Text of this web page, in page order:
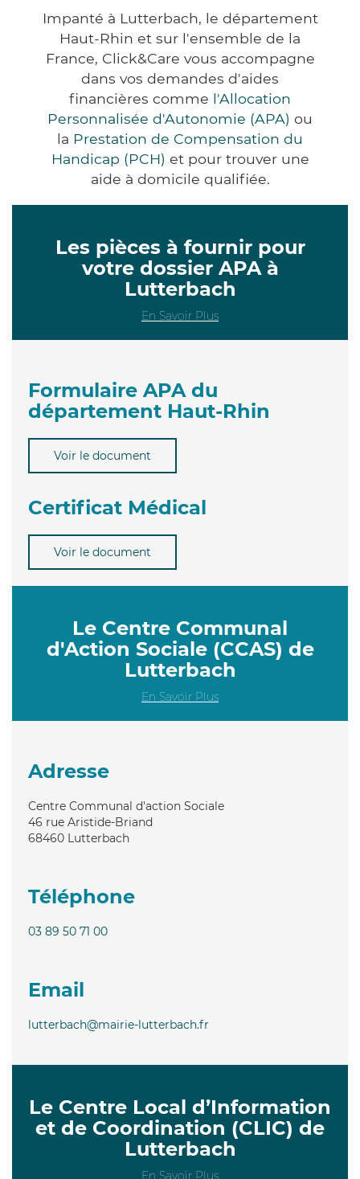
Impanté à Lutterbach, le département
Haut-Rhin et sur l'ensemble de la
France, Click&Care vous accompagne
dans vos demandes d'aides
financières comme l'Allocation
Personnalisée d'Autonomie (APA) ou
la Prestation de Compensation du
Handicap (PCH) et pour trouver une
aide à domicile qualifiée.
Les pièces à fournir pour
votre dossier APA à
Lutterbach
En Savoir Plus
Formulaire APA du
département Haut-Rhin
Voir le document
Certificat Médical
Voir le document
Le Centre Communal
d'Action Sociale (CCAS) de
Lutterbach
En Savoir Plus
Adresse
Centre Communal d'action Sociale
46 rue Aristide-Briand
68460 Lutterbach
Téléphone
03 89 50 71 00
Email
lutterbach@mairie-lutterbach.fr
Le Centre Local d’Information
et de Coordination (CLIC) de
Lutterbach
En Savoir Plus